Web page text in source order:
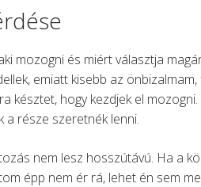
mozogni és miért választja
emiatt kisebb az
késztet, hogy kezdjek el
a része szeretnék lenni.
nem lesz hosszútávú. Ha a
épp nem ér rá, lehet én sem